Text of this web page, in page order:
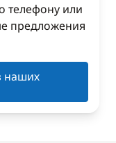
телефону или
предложения
наших